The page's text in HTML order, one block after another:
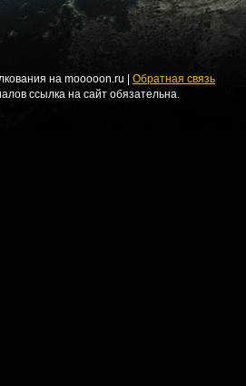
на mooooon.ru | Обратная связь
ссылка на сайт обязательна.